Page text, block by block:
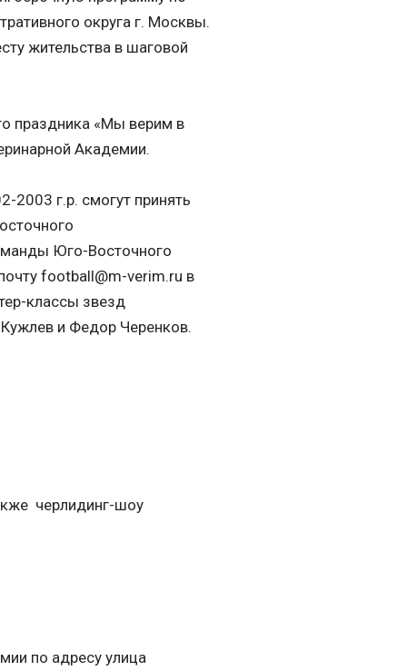
округа г. Москвы.
жительства в шаговой
праздника «Мы верим в
Академии.
2003 г.р. смогут принять
Юго-Восточного
football@m-verim.ru в
классы звезд
и Федор Черенков.
черлидинг-шоу
по адресу улица